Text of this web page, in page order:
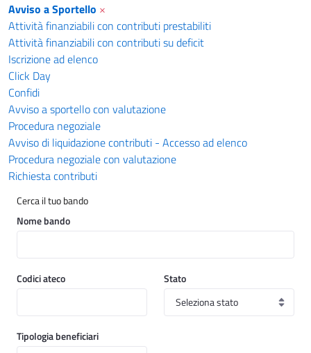
Avviso a Sportello ×
Attività finanziabili con contributi prestabiliti
Attività finanziabili con contributi su deficit
Iscrizione ad elenco
Click Day
Confidi
Avviso a sportello con valutazione
Procedura negoziale
Avviso di liquidazione contributi - Accesso ad elenco
Procedura negoziale con valutazione
Richiesta contributi
Cerca il tuo bando
Nome bando
Codici ateco Stato
Tipologia beneficiari